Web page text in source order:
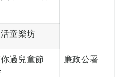
童樂坊
過兒童節
廉政公署